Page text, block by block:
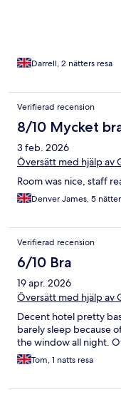
Darrell, 2 nätters resa
Verifierad recension
8/10 Mycket
3 feb. 2026
Översätt med hjälp av
Room was nice, staff
Denver James, 5
Verifierad recension
6/10 Bra
19 apr. 2026
Översätt med hjälp av
Decent hotel pretty
barely sleep because
the window all night.
Tom, 1 natts resa